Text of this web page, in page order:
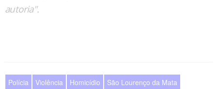
autoria".
Polícia Violência Homicídio São Lourenço da Mata